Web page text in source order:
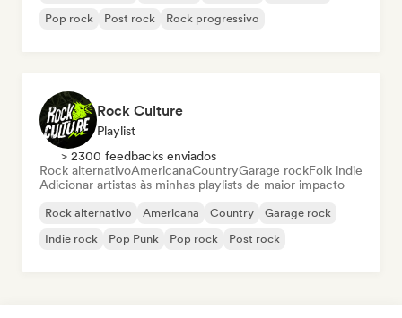
Pop rock
Post rock Rock progressivo
Rock Culture
Playlist
> 2300 feedbacks enviados
Rock alternativoAmericanaCountryGarage rockFolk indie
Adicionar artistas às minhas playlists de maior impacto
Rock alternativo Americana Country
Garage rock
Indie rock
Pop Punk Pop rock Post rock